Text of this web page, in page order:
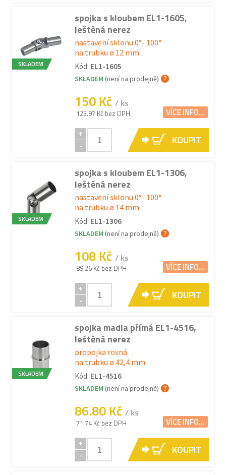
SKLADEM
spojka s kloubem EL1-1605,
leštěná nerez
nastavení sklonu 0°- 100°
na trubku ø 12 mm
Kód: EL1-1605
SKLADEM (není na prodejně)
150 Kč / ks
123.97 Kč bez DPH VÍCE INFO...
+
-
KOUPIT
SKLADEM
spojka s kloubem EL1-1306,
leštěná nerez
nastavení sklonu 0°- 100°
na trubku ø 14 mm
Kód: EL1-1306
SKLADEM (není na prodejně)
108 Kč / ks
89.26 Kč bez DPH VÍCE INFO...
+
-
KOUPIT
SKLADEM
spojka madla přímá EL1-4516,
leštěná nerez
propojka rovná
na trubku ø 42,4 mm
Kód: EL1-4516
SKLADEM (není na prodejně)
86.80 Kč / ks
71.74 Kč bez DPH VÍCE INFO...
+
-
KOUPIT